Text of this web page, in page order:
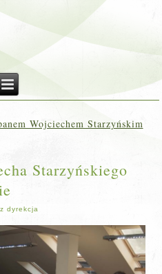
Wojciechem Starzyńskim
Starzyńskiego
dyrekcja